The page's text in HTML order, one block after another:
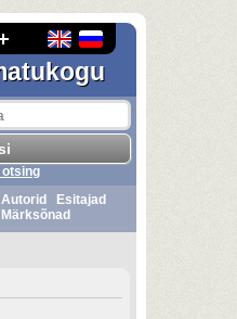
otsing
Autorid
Esitajad
Märksõnad